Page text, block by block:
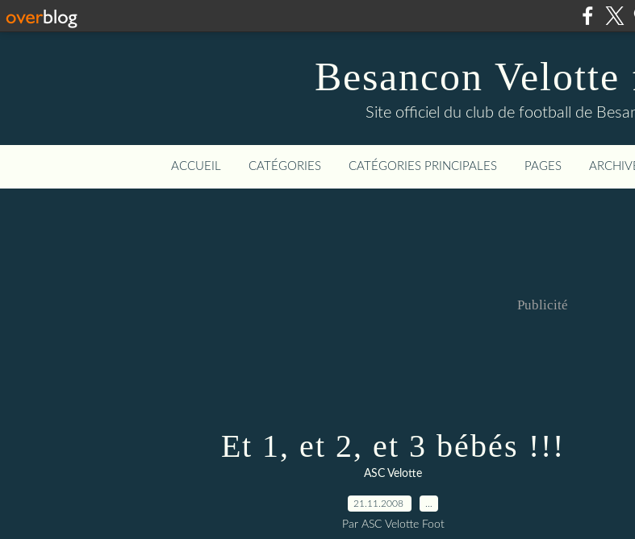
Besancon
Site officiel du club de football de
ACCUEIL CATÉGORIES CATÉGORIES PRINCIPALES PAGES
Publicité
Et 1, et 2, et 3 bébés !!!
ASC Velotte
21.11.2008
Par ASC Velotte Foot